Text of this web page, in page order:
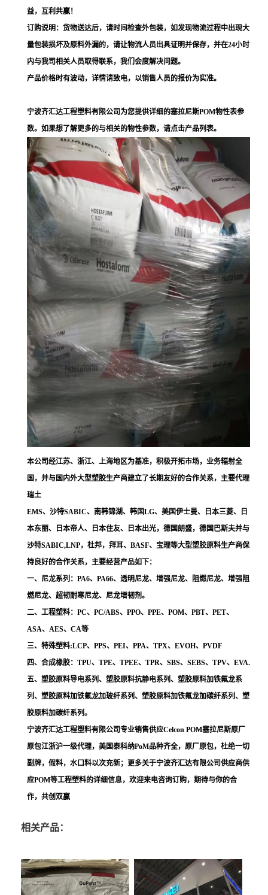
益，互利共赢！
订购说明：货物送达后，请时间检查外包装，如发现物流过程中出现大
量包装损坏及原料外漏的，请让物流人员出具证明并保存，并在24小时
内与我司相关人员取得联系，我们会度解决问题。
产品价格时有波动，详情请致电，以销售人员的报价为实准。
宁波齐汇达工程塑料有限公司为您提供详细的塞拉尼斯POM物性表参
数。如果想了解更多的与相关的物性参数，请点击产品列表。
本公司经江苏、浙江、上海地区为基准，积极开拓市场，业务辐射全
国，并与国内外大型塑胶生产商建立了长期友好的合作关系，主要代理
瑞土
EMS、沙特SABIC、南韩锦湖、韩国LG、美国伊士曼、日本三菱、日
本东丽、日本帝人、日本住友、日本出光，德国朗盛，德国巴斯夫并与
沙特SABIC,LNP，杜邦，拜耳、BASF、宝理等大型塑胶原料生产商保
持良好的合作关系，主要经营产品如下：
一、尼龙系列：PA6、PA66、透明尼龙、增强尼龙、阻燃尼龙、增强阻
燃尼龙、超韧耐寒尼龙、尼龙增韧剂。
二、工程塑料：PC、PC/ABS、PPO、PPE、POM、PBT、PET、
ASA、AES、CA等
三、特殊塑料:LCP、PPS、PEI、PPA、TPX、EVOH、PVDF
四、合成橡胶：TPU、TPE、TPEE、TPR、SBS、SEBS、TPV、EVA.
五、塑胶原料导电系列、塑胶原料抗静电系列、塑胶原料加铁氟龙系
列、塑胶原料加铁氟龙加玻纤系列、塑胶原料加铁氟龙加碳纤系列、塑
胶原料加碳纤系列。
宁波齐汇达工程塑料有限公司专业销售供应Celcon POM塞拉尼斯原厂
原包江浙沪一级代理，美国泰科纳PoM品种齐全，原厂原包，杜绝一切
副牌，假料，水口料以次充新；更多关于宁波齐汇达有限公司供应商供
应POM等工程塑料的详细信息，欢迎来电咨询订购，期待与你的合
作，共创双赢
相关产品：